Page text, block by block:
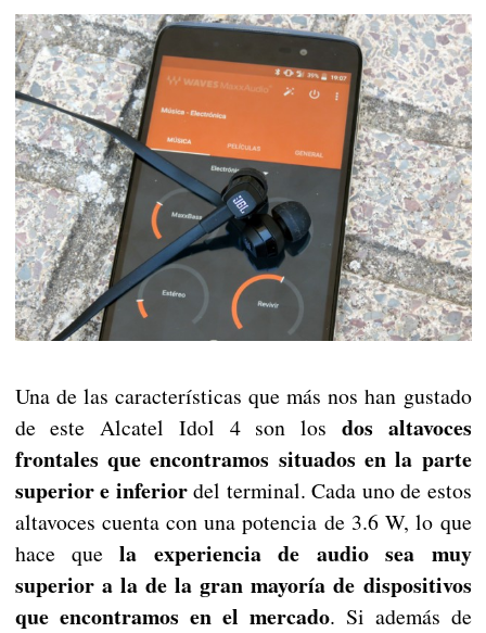
Una de las características que más nos han gustado
de este Alcatel Idol 4 son los dos altavoces
frontales que encontramos situados en la parte
superior e inferiordel terminal. Cada uno de estos
altavoces cuenta con una potencia de 3.6 W, lo que
hace quela experiencia de audio sea muy
superior a la de la gran mayoría de dispositivos
que encontramos en el mercado. Si además de